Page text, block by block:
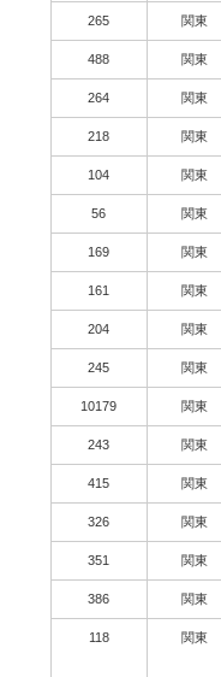
265 関東
488 関東
264 関東
218 関東
104 関東
56 関東
169 関東
161 関東
204 関東
245 関東
10179 関東
243 関東
415 関東
326 関東
351 関東
386 関東
118 関東